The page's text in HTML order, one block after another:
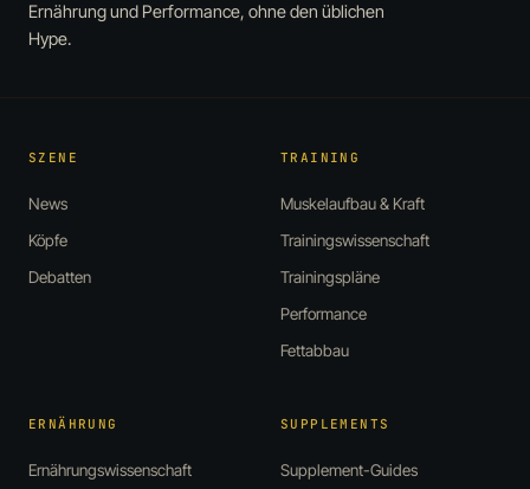
Ernährung und Performance, ohne den üblichen
Hype.
SZENE
News
Köpfe
Debatten
TRAINING
Muskelaufbau & Kraft
Trainingswissenschaft
Trainingspläne
Performance
Fettabbau
ERNÄHRUNG
Ernährungswissenschaft
SUPPLEMENTS
Supplement-Guides